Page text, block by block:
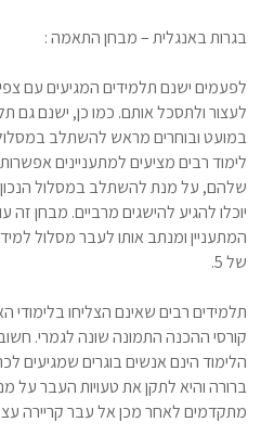
בגרות באנגלית – מבחן התאמה :
לפעמים ישנם תלמידים המגיעים עם
לעצור ולתסכל אותם. כמו כן, ישנם גם
לימוד רבים מציעים למתעניינים
שלהם, על מנת להשתלב במסלול
יוכלו להגיע להישגים מרביים. מבחן
של 5.
תלמידים רבים שאינם הצליחו בלימודי
קורסי ההכנה התמונה שונה לגמרי.
הלימוד הינם אנשים בוגרים שמגיעים
ברורה והיא לתקן את טעויות העבר על
מתקדמים לאחר מכן אל עבר קריירה